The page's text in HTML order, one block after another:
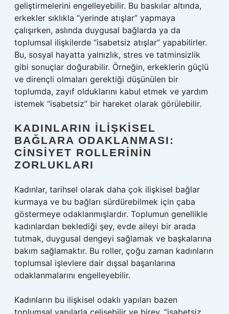
geliştirmelerini engelleyebilir. Bu baskılar altında,
erkekler sıklıkla “yerinde atışlar” yapmaya
çalışırken, aslında duygusal bağlarda ya da
toplumsal ilişkilerde “isabetsiz atışlar” yapabilirler.
Bu, sosyal hayatta yalnızlık, stres ve tatminsizlik
gibi sonuçlar doğurabilir. Örneğin, erkeklerin güçlü
ve dirençli olmaları gerektiği düşünülen bir
toplumda, zayıf olduklarını kabul etmek ve yardım
istemek “isabetsiz” bir hareket olarak görülebilir.
KADINLARIN İLIŞKISEL
BAĞLARA ODAKLANMASI:
CINSIYET ROLLERININ
ZORLUKLARI
Kadınlar, tarihsel olarak daha çok ilişkisel bağlar
kurmaya ve bu bağları sürdürebilmek için çaba
göstermeye odaklanmışlardır. Toplumun genellikle
kadınlardan beklediği şey, evde aileyi bir arada
tutmak, duygusal dengeyi sağlamak ve başkalarına
bakım sağlamaktır. Bu roller, çoğu zaman kadınların
toplumsal işlevlere dair dışsal başarılarına
odaklanmalarını engelleyebilir.
Kadınların bu ilişkisel odaklı yapıları bazen
toplumsal yapılarla çelişebilir ve birey, “isabetsiz